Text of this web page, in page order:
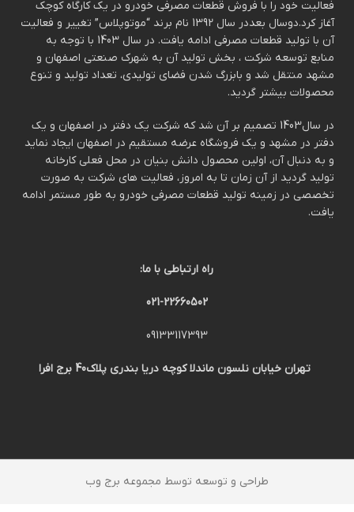
فعالیت خود را با فروش قطعات مصرفی خودرو در یک کارگاه کوچک
آغاز کرد.دوسال بعددر سال 1392 نام برند “موتوپلاس” تغییر و فعالیت
آن با تولید قطعات مصرفی ادامه یافت. در سال 1403 با توجه به
منابع توسعه شرکت ، بخش تولید آن به شهرک صنعتی اصفهان و
مشهد منتقل شد و بابزرگ شدن فضای تولیدی، تعداد تولید و تنوع
محصولات بیشتر گردید.
در سال1403 تصمیم بر آن شد که شرکت یک دفتر در اصفهان و یک
دفتر در مشهد و یک فروشگاه عرضه مستقیم در اصفهان ایجاد نماید
و به دنبال آن، اولین محصول دانش بنیان در محل فعلی کارخانه
تولید گردید از آن زمان تا به امروز، فعالیت های شرکت به صورت
تخصصی در زمینه تولید قطعات مصرفی خودرو به طور مستمر ادامه
یافت.
راه ارتباطی با ما:
021-22660502
09133117393
تهران خیابان نلسون ماندلا کوچه دریا بندری پلاک40 برج افرا
طراحی و توسعه توسط مجموعه برج وب